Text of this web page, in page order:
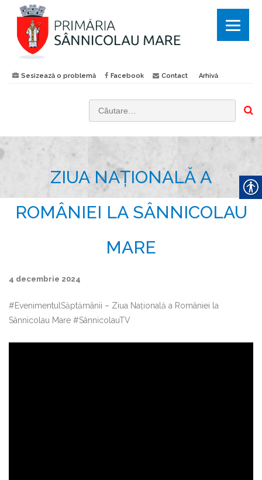
Sesizează o problemă Facebook Contact Arhivă
ZIUA NAȚIONALĂ A
ROMÂNIEI LA SÂNNICOLAU
MARE
4 decembrie 2024
#EvenimentulSăptămânii – Ziua Națională a României la
Sânnicolau Mare #SânnicolauTV